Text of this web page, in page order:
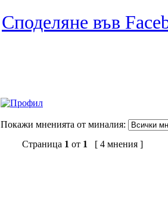
Споделяне във
Покажи мненията от миналия:
Страница 1 от 1 [ 4 мнения ]